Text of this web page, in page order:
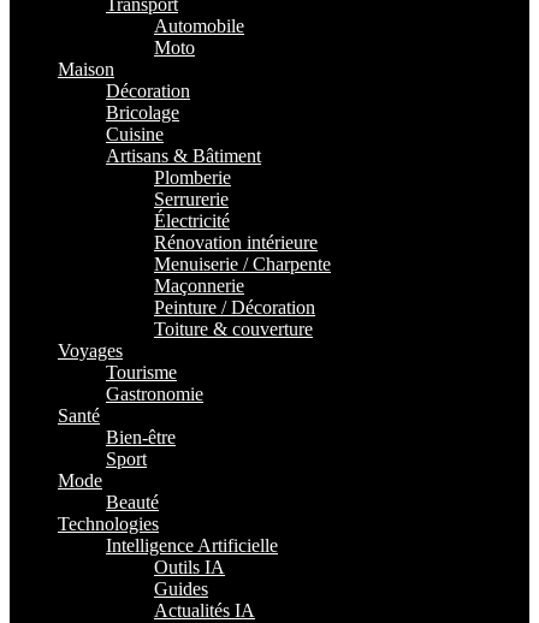
Transport
Automobile
Moto
Maison
Décoration
Bricolage
Cuisine
Artisans & Bâtiment
Plomberie
Serrurerie
Électricité
Rénovation intérieure
Menuiserie / Charpente
Maçonnerie
Peinture / Décoration
Toiture & couverture
Voyages
Tourisme
Gastronomie
Santé
Bien-être
Sport
Mode
Beauté
Technologies
Intelligence Artificielle
Outils IA
Guides
Actualités IA